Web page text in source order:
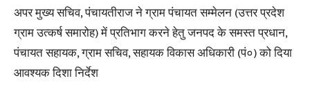
अपर मुख्य सचिव, पंचायतीराज ने ग्राम पंचायत सम्मेलन (उत्तर प्रदेश
ग्राम उत्कर्ष समारोह) में प्रतिभाग करने हेतु जनपद के समस्त प्रधान,
पंचायत सहायक, ग्राम सचिव, सहायक विकास अधिकारी (पं०) को दिया
आवश्यक दिशा निर्देश